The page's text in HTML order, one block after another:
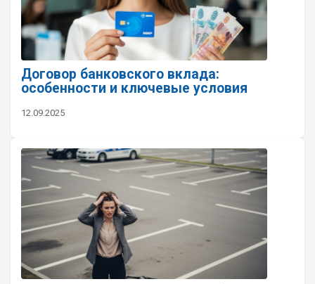
Договор банковского вклада:
особенности и ключевые условия
12.09.2025